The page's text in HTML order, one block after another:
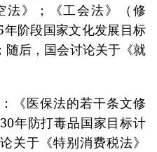
法》；《工会法》（修
阶段国家文化发展目标
随后，国会讨论关于《就
《医保法的若干条文修
年防打毒品国家目标计
关于《特别消费税法》